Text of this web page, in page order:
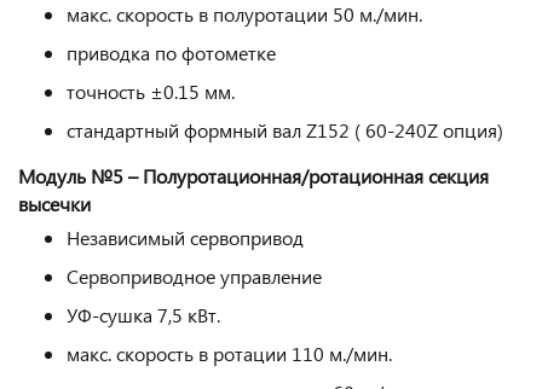
макс. скорость в полуротации 50 м./мин.
приводка по фотометке
точность ±0.15 мм.
стандартный формный вал Z152 ( 60-240Z опция)
Модуль №5 – Полуротационная/ротационная секция
высечки
Независимый сервопривод
Сервоприводное управление
УФ-сушка 7,5 кВт.
макс. скорость в ротации 110 м./мин.